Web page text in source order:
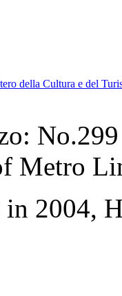
Metro
in 2004,